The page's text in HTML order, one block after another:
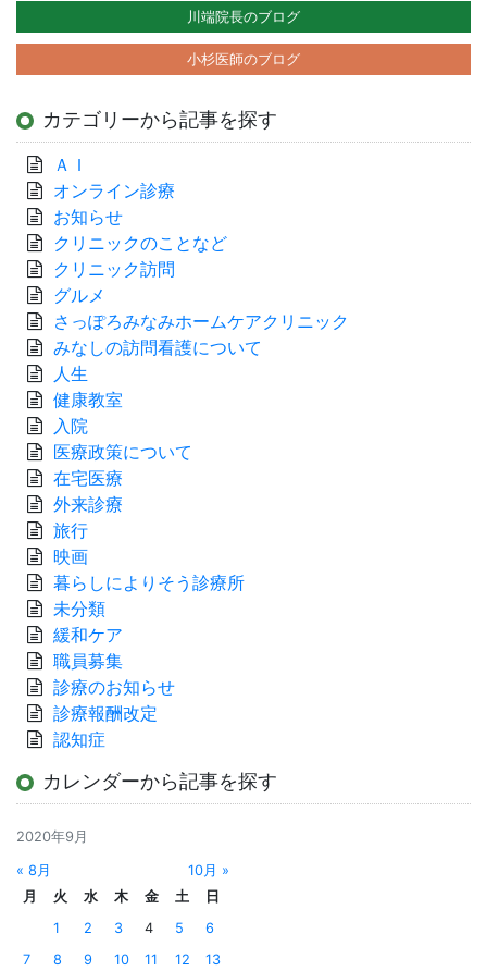
川端院長のブログ
小杉医師のブログ
カテゴリーから記事を探す
ＡＩ
オンライン診療
お知らせ
クリニックのことなど
クリニック訪問
グルメ
さっぽろみなみホームケアクリニック
みなしの訪問看護について
人生
健康教室
入院
医療政策について
在宅医療
外来診療
旅行
映画
暮らしによりそう診療所
未分類
緩和ケア
職員募集
診療のお知らせ
診療報酬改定
認知症
カレンダーから記事を探す
2020年9月
« 8月
10月 »
月
火 水 木 金 土
日
1
2 3 4 5
6
7
8 9 10 11 12 13